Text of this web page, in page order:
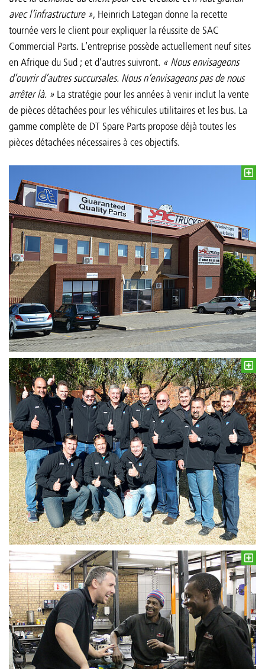
avec l’infrastructure », Heinrich Lategan donne la recette
tournée vers le client pour expliquer la réussite de SAC
Commercial Parts. L’entreprise possède actuellement neuf sites
en Afrique du Sud ; et d’autres suivront. « Nous envisageons
d’ouvrir d’autres succursales. Nous n’envisageons pas de nous
arrêter là. » La stratégie pour les années à venir inclut la vente
de pièces détachées pour les véhicules utilitaires et les bus. La
gamme complète de DT Spare Parts propose déjà toutes les
pièces détachées nécessaires à ces objectifs.